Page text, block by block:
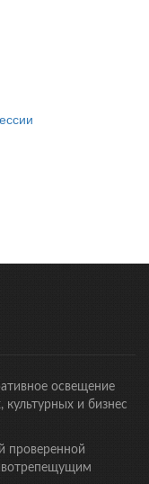
освещение
и бизнес
проверенной